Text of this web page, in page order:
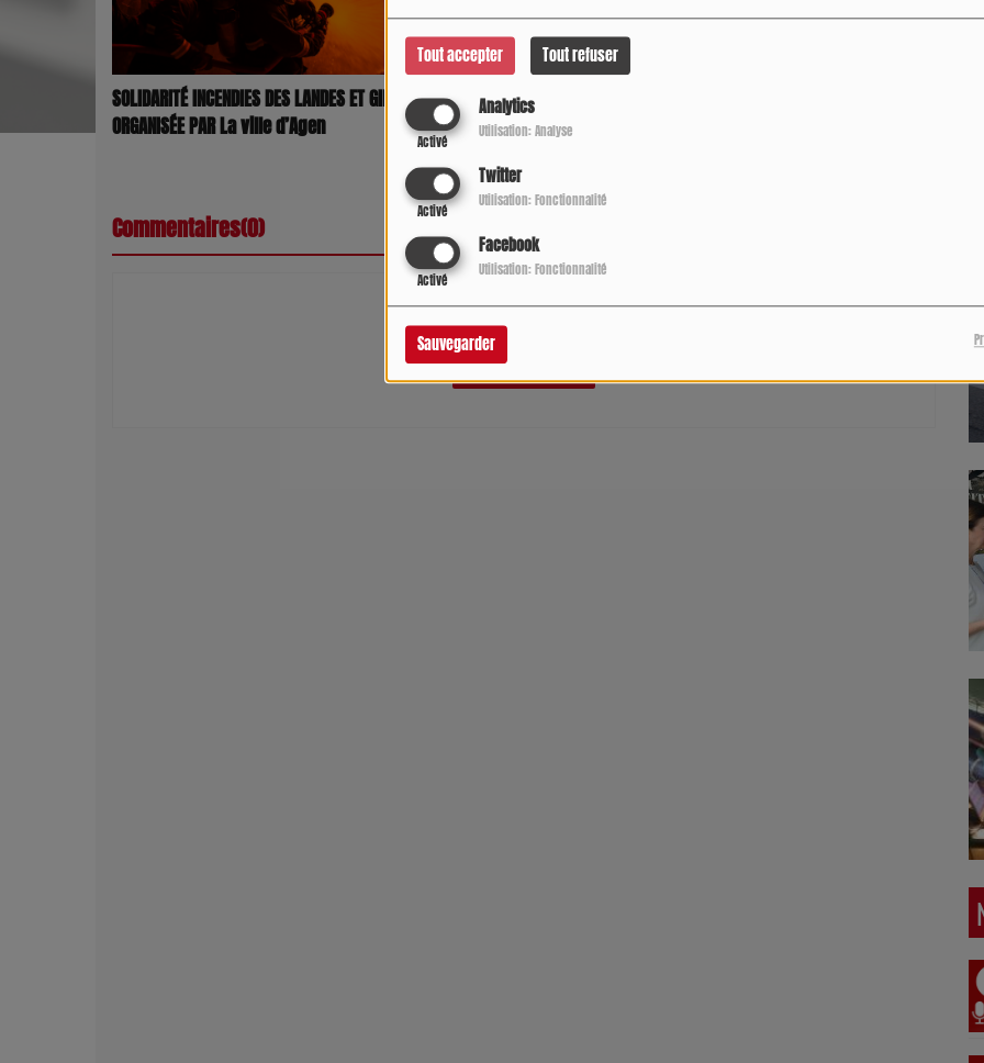
Tout accepter Tout refuser
Analytics
Activé
Utilisation: Analyse
Twitter
Activé
Utilisation: Fonctionnalité
Facebook
Activé
Utilisation: Fonctionnalité
Sauvegarder
SOLIDARITÉ INCENDIES DES LANDES ET GIRONDE – COLLECTE
ORGANISÉE PAR La ville d’Agen
monde : Laurent Bruneau, a tenu à exprimer sa joie et
Commentaires(0)
SE CONNECTER